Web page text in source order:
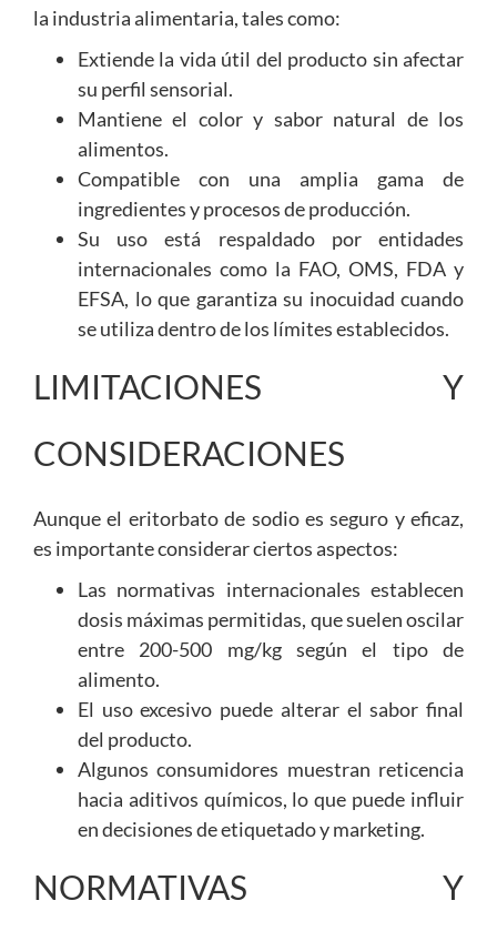
la industria alimentaria, tales como:
Extiende la vida útil del producto sin afectar
su perfil sensorial.
Mantiene el color y sabor natural de los
alimentos.
Compatible con una amplia gama de
ingredientes y procesos de producción.
Su uso está respaldado por entidades
internacionales como la FAO, OMS, FDA y
EFSA, lo que garantiza su inocuidad cuando
se utiliza dentro de los límites establecidos.
LIMITACIONES Y
CONSIDERACIONES
Aunque el eritorbato de sodio es seguro y eficaz,
es importante considerar ciertos aspectos:
Las normativas internacionales establecen
dosis máximas permitidas, que suelen oscilar
entre 200-500 mg/kg según el tipo de
alimento.
El uso excesivo puede alterar el sabor final
del producto.
Algunos consumidores muestran reticencia
hacia aditivos químicos, lo que puede influir
en decisiones de etiquetado y marketing.
NORMATIVAS Y